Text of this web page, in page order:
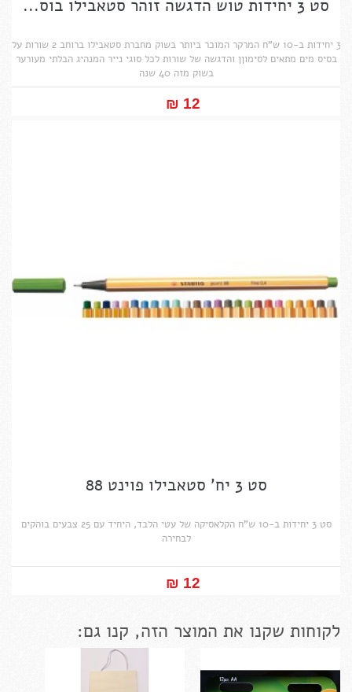
סט 3 יחידות טוש הדגשה זוהר סטאבילו בוס...
3 יחידות ב-10 ש"ח המרקר המוכר ביותר בשוק מחברת סטאבילו ברוחב 2 שורות על
בסיס מים מתאים לסימוןן והדגשה של שורות לכל סוגי נייר המנהיג הבלתי מעורער
בשוק מזה 40 שנה
12 ₪‎
סט 3 יח' סטאבילו פוינט 88
סט 3 יחידות ב-10 ש"ח הקלאסיקה של עטי הלבד, היחיד עם 25 צבעים בוהקים
לבחירה
12 ₪‎
לקוחות שקנו את המוצר הזה, קנו גם: